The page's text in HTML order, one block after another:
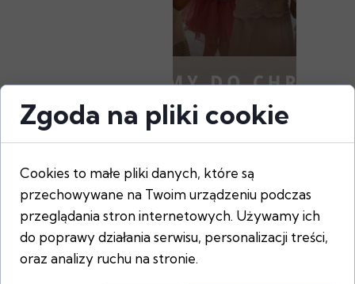
Opis
PLAN SPOTKANIA:
Zgoda na pliki cookie
Cookies to małe pliki danych, które są
przechowywane na Twoim urządzeniu podczas
przeglądania stron internetowych. Używamy ich
do poprawy działania serwisu, personalizacji treści,
oraz analizy ruchu na stronie.